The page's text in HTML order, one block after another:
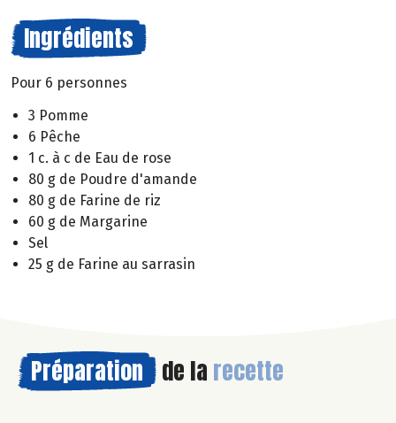
Ingrédients
Pour 6 personnes
3 Pomme
6 Pêche
1 c. à c de Eau de rose
80 g de Poudre d'amande
80 g de Farine de riz
60 g de Margarine
Sel
25 g de Farine au sarrasin
Préparation de la recette